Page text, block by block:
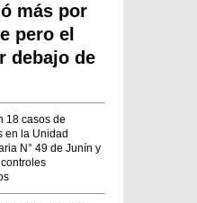
más por
pero el
debajo de
18 casos de
en la Unidad
N° 49 de Junín y